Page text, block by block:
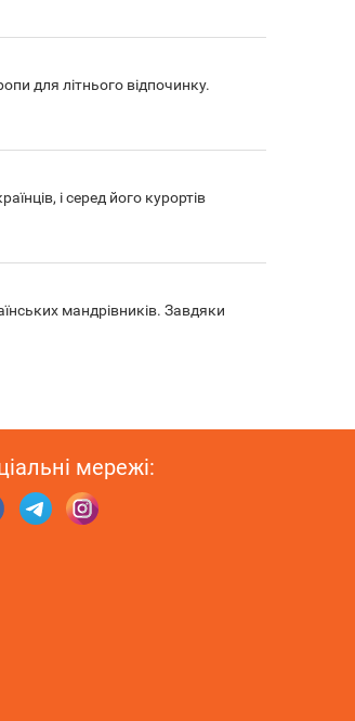
для літнього відпочинку.
і серед його курортів
мандрівників. Завдяки
мережі: